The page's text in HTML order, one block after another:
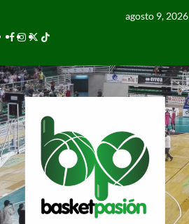
agosto 9, 2026